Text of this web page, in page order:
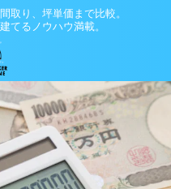
取り、坪単価まで比較。
てるノウハウ満載。